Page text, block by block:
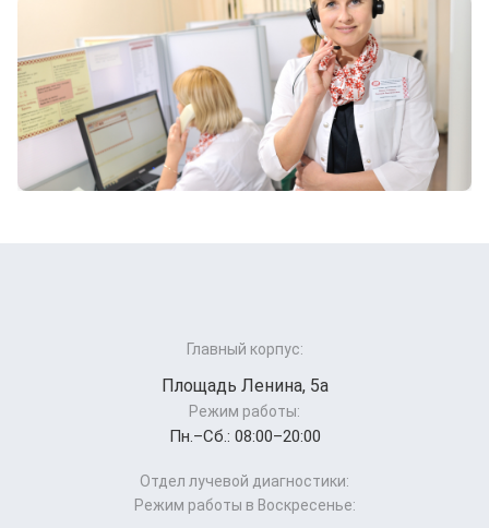
Главный корпус:
Площадь Ленина, 5а
Режим работы:
Пн.–Cб.: 08:00–20:00
Отдел лучевой диагностики:
Режим работы в Воскресенье: